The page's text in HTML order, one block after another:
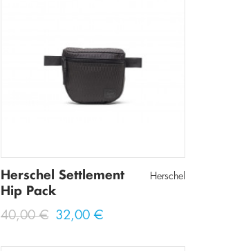
Herschel Settlement
Hip Pack
Herschel
40,00 € 32,00 €